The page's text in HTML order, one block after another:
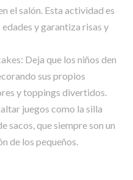
el salón. Esta actividad es
y garantiza risas y
Deja que los niños den
sus propios
y toppings divertidos.
juegos como la silla
sacos, que siempre son un
de los pequeños.